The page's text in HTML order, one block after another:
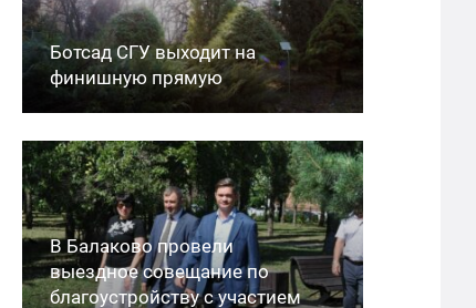
Ботсад СГУ выходит на
финишную прямую
В Балаково провели
выездное совещание по
благоустройству с участием